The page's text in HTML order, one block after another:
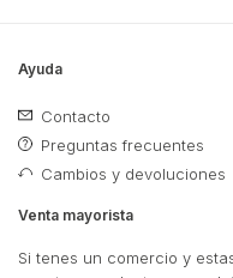
Ayuda
Contacto
Preguntas frecuentes
Cambios y devoluciones
Venta mayorista
Si tenes un comercio y